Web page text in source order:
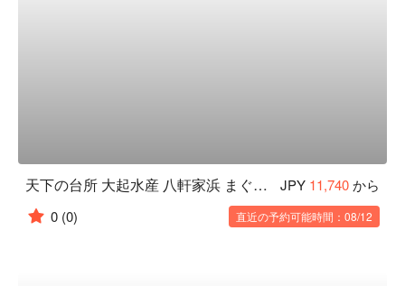
天下の台所 大起水産 八軒家浜 まぐろスタジアム JPY 11,740から
0 (0) 直近の予約可能時間：08/12